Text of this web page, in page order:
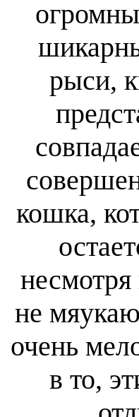
рыси,
кошка,
не
очень
в то,